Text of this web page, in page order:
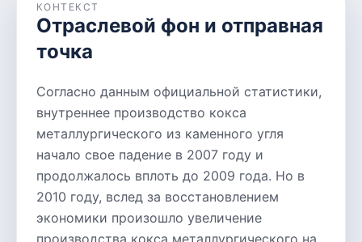
КОНТЕКСТ
Отраслевой фон и отправная
точка
Согласно данным официальной статистики,
внутреннее производство кокса
металлургического из каменного угля
начало свое падение в 2007 году и
продолжалось вплоть до 2009 года. Но в
2010 году, вслед за восстановлением
экономики произошло увеличение
производства кокса металлургического на